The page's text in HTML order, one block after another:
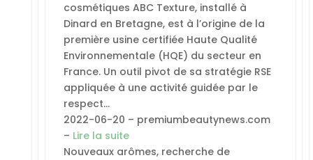
cosmétiques ABC Texture, installé à
Dinard en Bretagne, est à l’origine de la
première usine certifiée Haute Qualité
Environnementale (HQE) du secteur en
France. Un outil pivot de sa stratégie RSE
appliquée à une activité guidée par le
respect…
2022-06-20 – premiumbeautynews.com
– Lire la suite
Nouveaux arômes, recherche de